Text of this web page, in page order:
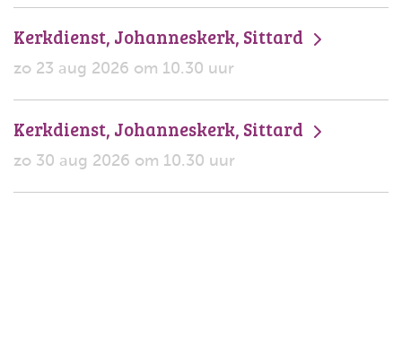
Kerkdienst, Johanneskerk, Sittard
zo 23 aug 2026 om 10.30 uur
Kerkdienst, Johanneskerk, Sittard
zo 30 aug 2026 om 10.30 uur